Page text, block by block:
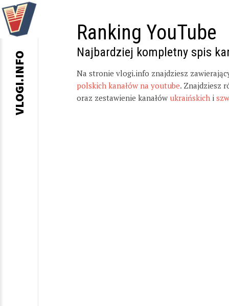
Ranking YouTube
Najbardziej kompletny spis
Na stronie vlogi.info znajdziesz
polskich kanałów na youtube. Znajdziesz
oraz zestawienie kanałów ukraińskich i
VLOGI.INFO